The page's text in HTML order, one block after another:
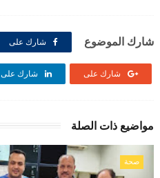
شارك الموضوع شارك على
شارك على شارك على
مواضيع ذات الصلة
صحة